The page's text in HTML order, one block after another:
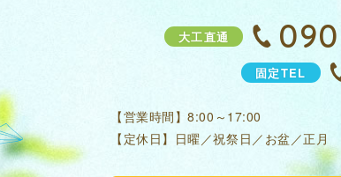
大工直通
固定TEL
【営業時間】8:00～17:00
【定休日】日曜／祝祭日／お盆／正